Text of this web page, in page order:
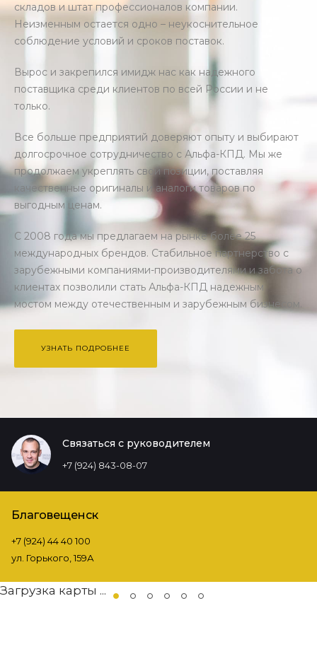
складов и штат профессионалов компании.
Неизменным остается одно ­– неукоснительное
соблюдение условий и сроков поставок.
Вырос и закрепился имидж нас как надежного
поставщика среди клиентов по всей России и не
только.
Все больше предприятий доверяют опыту и выбирают
долгосрочное сотрудничество с Альфа-КПД. Мы же
продолжаем укреплять свои позиции, поставляя
качественные оригиналы и аналоги товаров по
выгодным ценам.
С 2008 года мы предлагаем на рынке более 25
международных брендов. Стабильное партнерство с
зарубежными компаниями-производителями и забота о
клиентах позволили стать Альфа-КПД надежным
мостом между отечественным и зарубежным бизнесом.
УЗНАТЬ ПОДРОБНЕЕ
Связаться с руководителем
+7 (924) 843-08-07
Благовещенск
+7 (924) 44 40 100
ул. Горького, 159А
Загрузка карты ...